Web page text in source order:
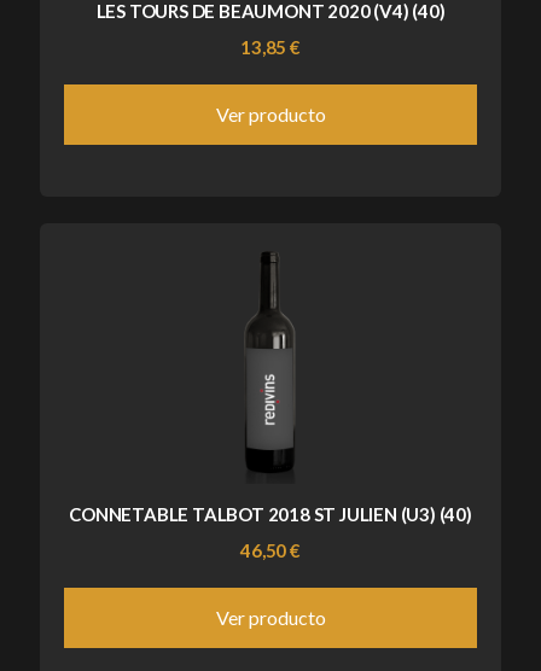
LES TOURS DE BEAUMONT 2020 (V4) (40)
13,85 €
Ver producto
CONNETABLE TALBOT 2018 ST JULIEN (U3) (40)
46,50 €
Ver producto